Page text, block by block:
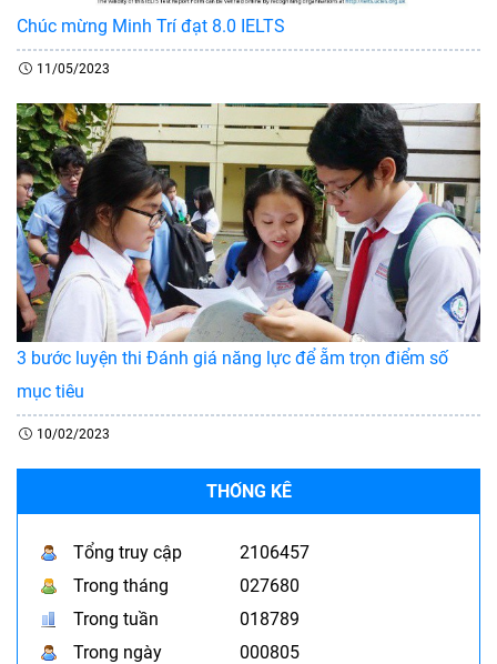
Chúc mừng Minh Trí đạt 8.0 IELTS
11/05/2023
3 bước luyện thi Đánh giá năng lực để ẵm trọn điểm số
mục tiêu
10/02/2023
THỐNG KÊ
Tổng truy cập
2106457
Trong tháng
027680
Trong tuần
018789
Trong ngày
000805